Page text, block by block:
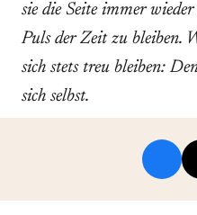
sie die Seite immer
Puls der Zeit zu bleiben.
sich stets treu bleiben:
sich selbst.